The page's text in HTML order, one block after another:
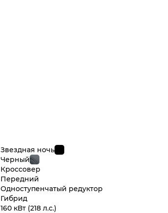
Звездная ночь
Черный
Кроссовер
Передний
Одноступенчатый редуктор
Гибрид
160 кВт (218 л.с.)